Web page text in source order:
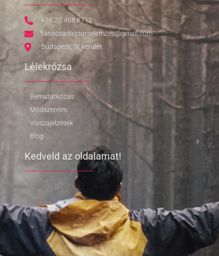
+36 20 468 8712
tanacsadassorselemzes@gmail.com
Budapest, IV. kerület
Lélekrózsa
Bemutatkozás
Módszereim
Visszajelzések
Blog
Kedveld az oldalamat!